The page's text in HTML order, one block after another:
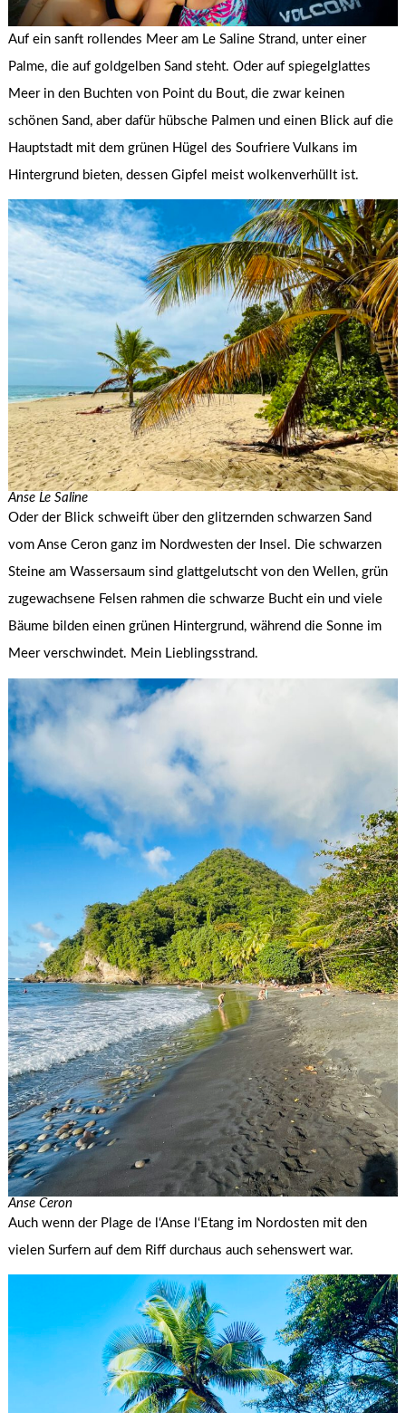
Auf ein sanft rollendes Meer am Le Saline Strand, unter einer
Palme, die auf goldgelben Sand steht. Oder auf spiegelglattes
Meer in den Buchten von Point du Bout, die zwar keinen
schönen Sand, aber dafür hübsche Palmen und einen Blick auf die
Hauptstadt mit dem grünen Hügel des Soufriere Vulkans im
Hintergrund bieten, dessen Gipfel meist wolkenverhüllt ist.
Anse Le Saline
Oder der Blick schweift über den glitzernden schwarzen Sand
vom Anse Ceron ganz im Nordwesten der Insel. Die schwarzen
Steine am Wassersaum sind glattgelutscht von den Wellen, grün
zugewachsene Felsen rahmen die schwarze Bucht ein und viele
Bäume bilden einen grünen Hintergrund, während die Sonne im
Meer verschwindet. Mein Lieblingsstrand.
Anse Ceron
Auch wenn der Plage de l‘Anse l‘Etang im Nordosten mit den
vielen Surfern auf dem Riff durchaus auch sehenswert war.